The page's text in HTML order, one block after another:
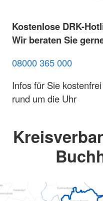
Kostenlose DRK-
Wir beraten Sie
08000 365 000
Infos für Sie kostenfrei
rund um die Uhr